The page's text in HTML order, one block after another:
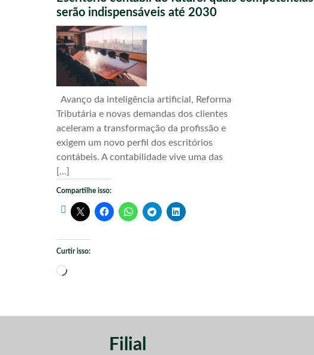
serão indispensáveis até 2030
Avanço da inteligência artificial, Reforma
Tributária e novas demandas dos clientes
aceleram a transformação da profissão e
exigem um novo perfil dos escritórios
contábeis. A contabilidade vive uma das
[…]
Compartilhe isso:
Curtir isso:
Carregando...
Filial